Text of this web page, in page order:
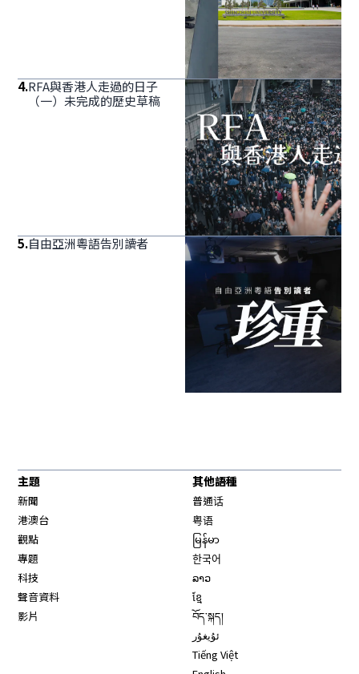
4.RFA與香港人走過的日子
（一）未完成的歷史草稿
5.自由亞洲粵語告別讀者
主題
新聞
港澳台
觀點
專題
科技
聲音資料
影片
其他語種
普通话
粤语
မြန်မာ
한국어
ລາວ
ខ្មែ
བོད་སྐད།
ئۇيغۇر
Tiếng Việt